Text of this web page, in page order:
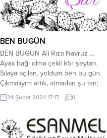
Ruslar 1915 yılında...
BEN BUGÜN
BEN BUGÜN Ali Rıza Navruz …
Ayak bağı olma çekil kör şeytan,
Sılaya açılan, yoldum ben bu gün.
Çıkmalıyım artık, atmadan şu tan;
Umudu hülyaya, saldım ben bugün.
Ayağıma puha vursan ne çare.
Ben öksüzüm, yürek bende avâre;
Bahtın karasında, kaldım ben
24 Şubat 2024 17:17 0